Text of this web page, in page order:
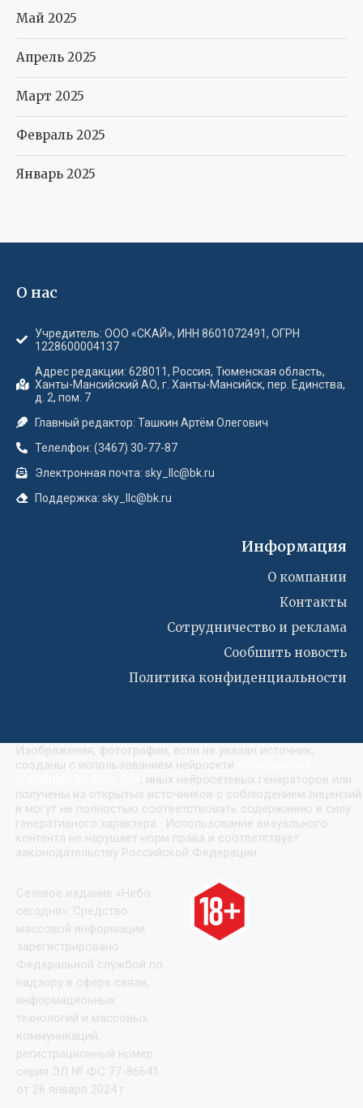
Май 2025
Апрель 2025
Март 2025
Февраль 2025
Январь 2025
О нас
Учредитель: ООО «СКАЙ», ИНН 8601072491, ОГРН
1228600004137
Адрес редакции: 628011, Россия, Тюменская область,
Ханты-Мансийский АО, г. Ханты-Мансийск, пер. Единства,
д. 2, пом. 7
Главный редактор: Ташкин Артём Олегович
Телелфон: (3467) 30-77-87
Электронная почта: sky_llc@bk.ru
Поддержка: sky_llc@bk.ru
Информация
О компании
Контакты
Сотрудничество и реклама
Сообшить новость
Политика конфиденциальности
Изображения, фотографии, если не указан источник,
созданы с использованием нейросети
, иных нейросетевых генераторов или
получены из открытых источников с соблюдением лицензий
и могут не полностью соответствовать содержанию в силу
генеративного характера. Использование визуального
контента не нарушает норм права и соответствует
законодательству Российской Федерации.
Сетевое издание «Небо
сегодня». Средство
массовой информации
зарегистрировано
Федеральной службой по
надзору в сфере связи,
информационных
технологий и массовых
коммуникаций,
регистрационный номер
серия ЭЛ № ФС 77-86641
от 26 января 2024 г.